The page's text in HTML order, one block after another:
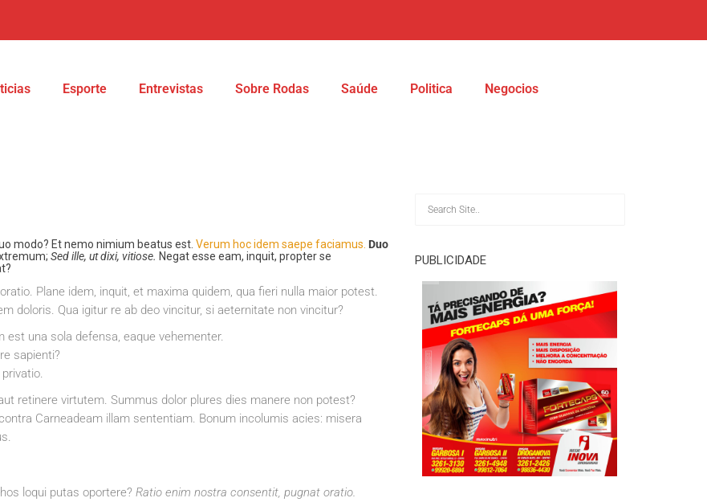
Esporte Entrevistas Sobre Rodas Saúde Politica Negocios
modo? Et nemo nimium beatus est. Verum hoc idem saepe faciamus. Duo
Sed ille, ut dixi, vitiose. Negat esse eam, inquit, propter se
Plane idem, inquit, et maxima quidem, qua fieri nulla maior potest.
doloris. Qua igitur re ab deo vincitur, si aeternitate non vincitur?
una sola defensa, eaque vehementer.
sapienti?
retinere virtutem. Summus dolor plures dies manere non potest?
Carneadeam illam sententiam. Bonum incolumis acies: misera
loqui putas oportere? Ratio enim nostra consentit, pugnat oratio.
PUBLICIDADE